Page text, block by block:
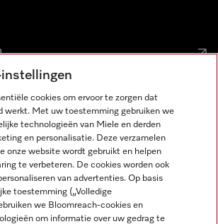
op Youtube
cookies om ervoor te zorgen dat
werkt. Met uw toestemming gebruiken we
technologieën van Miele en derden
en personalisatie. Deze verzamelen
onze website wordt gebruikt en helpen
te verbeteren. De cookies worden ook
van advertenties. Op basis
toestemming („Volledige
we Bloomreach-cookies en
om informatie over uw gedrag te